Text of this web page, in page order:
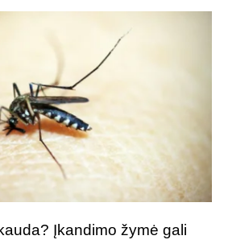
Įkandimo žymė gali